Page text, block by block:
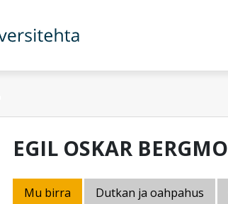
EGIL OSKAR BERGMO
Mu birra Dutkan ja oahpahus